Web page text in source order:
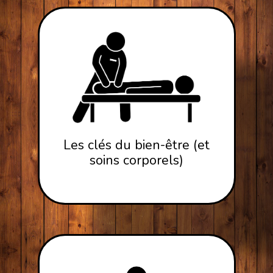
Les clés du bien-être (et
soins corporels)